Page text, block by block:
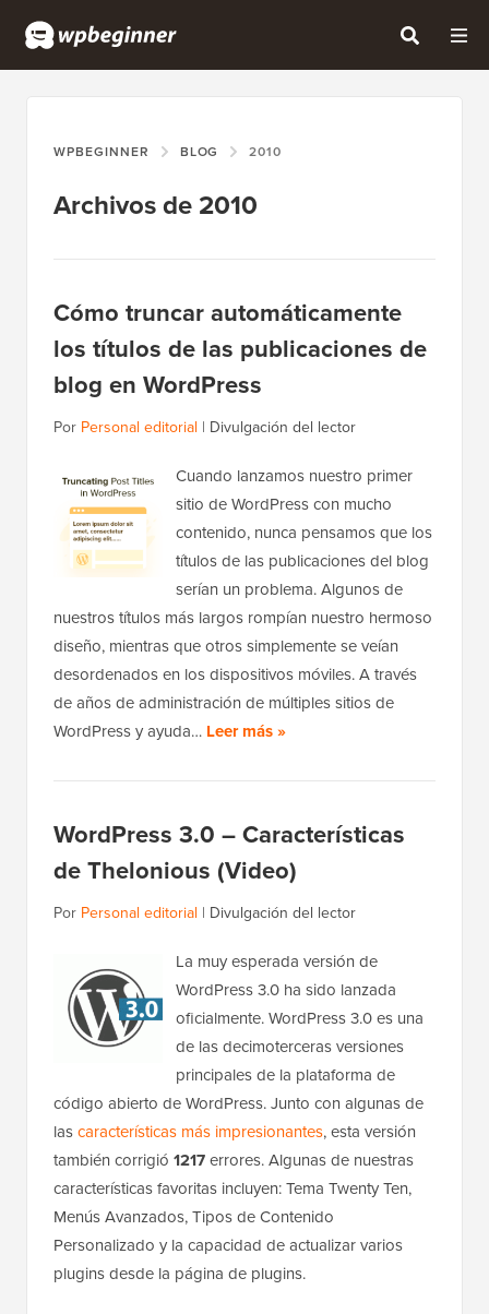
WPBEGINNER BLOG 2010
Archivos de 2010
Cómo truncar automáticamente
los títulos de las publicaciones de
blog en WordPress
Por Personal editorial | Divulgación del lector
Cuando lanzamos nuestro primer
sitio de WordPress con mucho
contenido, nunca pensamos que los
títulos de las publicaciones del blog
serían un problema. Algunos de
nuestros títulos más largos rompían nuestro hermoso
diseño, mientras que otros simplemente se veían
desordenados en los dispositivos móviles. A través
de años de administración de múltiples sitios de
WordPress y ayuda… Leer más »
WordPress 3.0 – Características
de Thelonious (Video)
Por Personal editorial | Divulgación del lector
La muy esperada versión de
WordPress 3.0 ha sido lanzada
oficialmente. WordPress 3.0 es una
de las decimoterceras versiones
principales de la plataforma de
código abierto de WordPress. Junto con algunas de
lascaracterísticas más impresionantes, esta versión
también corrigió 1217errores. Algunas de nuestras
características favoritas incluyen: Tema Twenty Ten,
Menús Avanzados, Tipos de Contenido
Personalizado y la capacidad de actualizar varios
plugins desde la página de plugins.